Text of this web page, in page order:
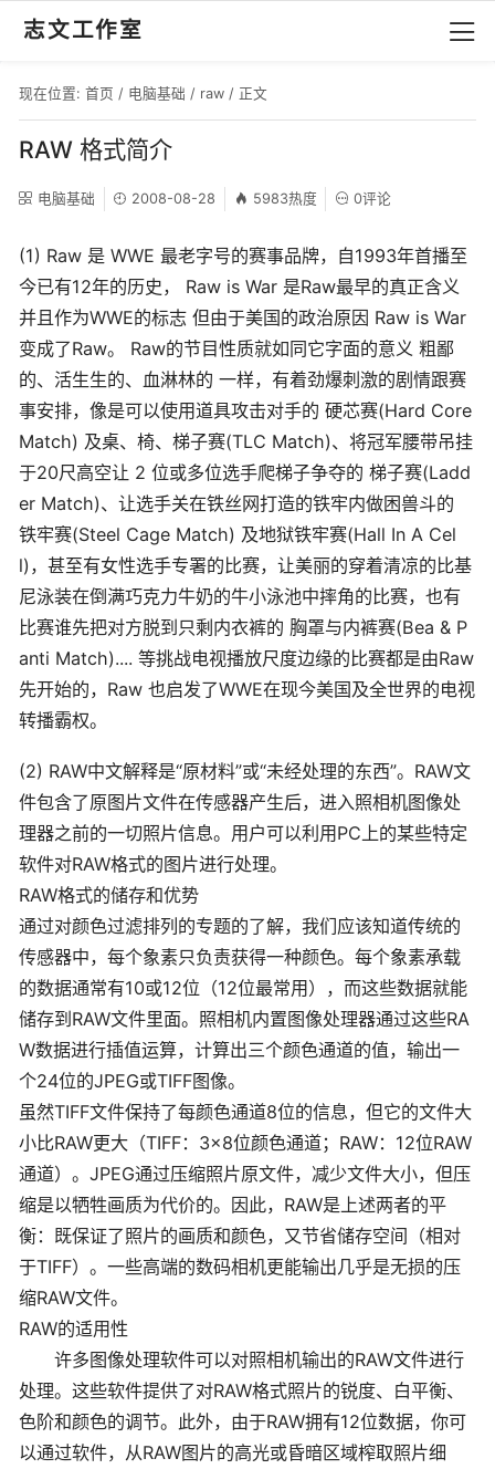
志文工作室
现在位置: 首页 / 电脑基础 / raw / 正文
RAW 格式简介
电脑基础 2008-08-28 5983热度 0评论
(1) Raw 是 WWE 最老字号的赛事品牌，自1993年首播至
今已有12年的历史， Raw is War 是Raw最早的真正含义
并且作为WWE的标志 但由于美国的政治原因 Raw is War
变成了Raw。 Raw的节目性质就如同它字面的意义 粗鄙
的、活生生的、血淋林的 一样，有着劲爆刺激的剧情跟赛
事安排，像是可以使用道具攻击对手的 硬芯赛(Hard Core
Match) 及桌、椅、梯子赛(TLC Match)、将冠军腰带吊挂
于20尺高空让 2 位或多位选手爬梯子争夺的 梯子赛(Ladd
er Match)、让选手关在铁丝网打造的铁牢内做困兽斗的
铁牢赛(Steel Cage Match) 及地狱铁牢赛(Hall In A Cel
l)，甚至有女性选手专署的比赛，让美丽的穿着清凉的比基
尼泳装在倒满巧克力牛奶的牛小泳池中摔角的比赛，也有
比赛谁先把对方脱到只剩内衣裤的 胸罩与内裤赛(Bea & P
anti Match).... 等挑战电视播放尺度边缘的比赛都是由Raw
先开始的，Raw 也启发了WWE在现今美国及全世界的电视
转播霸权。
(2) RAW中文解释是“原材料”或“未经处理的东西”。RAW文
件包含了原图片文件在传感器产生后，进入照相机图像处
理器之前的一切照片信息。用户可以利用PC上的某些特定
软件对RAW格式的图片进行处理。
RAW格式的储存和优势
通过对颜色过滤排列的专题的了解，我们应该知道传统的
传感器中，每个象素只负责获得一种颜色。每个象素承载
的数据通常有10或12位（12位最常用），而这些数据就能
储存到RAW文件里面。照相机内置图像处理器通过这些RA
W数据进行插值运算，计算出三个颜色通道的值，输出一
个24位的JPEG或TIFF图像。
虽然TIFF文件保持了每颜色通道8位的信息，但它的文件大
小比RAW更大（TIFF：3×8位颜色通道；RAW：12位RAW
通道）。JPEG通过压缩照片原文件，减少文件大小，但压
缩是以牺牲画质为代价的。因此，RAW是上述两者的平
衡：既保证了照片的画质和颜色，又节省储存空间（相对
于TIFF）。一些高端的数码相机更能输出几乎是无损的压
缩RAW文件。
RAW的适用性
许多图像处理软件可以对照相机输出的RAW文件进行
处理。这些软件提供了对RAW格式照片的锐度、白平衡、
色阶和颜色的调节。此外，由于RAW拥有12位数据，你可
以通过软件，从RAW图片的高光或昏暗区域榨取照片细